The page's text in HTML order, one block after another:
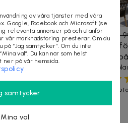
10-50 pers hos
med kolgrillat och
1 995 kr
2
Boende
frukost
En
400+
av våra tjänster med våra
Google, Facebook och Microsoft (se
relevanta annonser på och utanför
vår marknadsföring presterar. Om du
“Jag samtycker”. Om du inte
val”. Du kan när som helst
på vår hemsida.
samtycker
Mina val